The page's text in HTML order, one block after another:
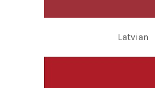
Latvian